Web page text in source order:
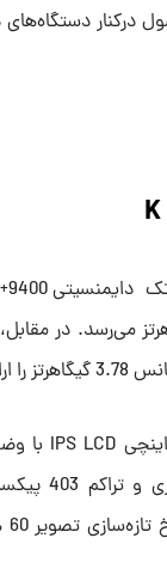
محصول درکنار
می‌دهد.